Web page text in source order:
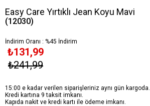
Easy Care Yırtıklı Jean Koyu Mavi
(12030)
İndirim Oranı : %45 İndirim
₺241,99
₺131,99
15:00 e kadar verilen siparişleriniz aynı gün kargoda.
Kredi kartına 9 taksit imkanı.
Kapıda nakit ve kredi kartı ile ödeme imkanı.